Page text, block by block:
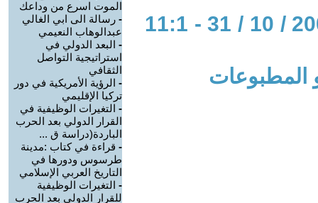
الحوار المتمدن-العدد: 2816 - 2009 / 10 / 31 - 11:1
المطبوعات
الموت اسرع من وداعك
- رسالة الى ابي الغالي
عبدالوهاب النعيمي
- البعد الدولي في
استراتيجية التواصل
الثقافي
- الرؤية الأمريكية في دور
تركيا الإقليمي
- التغيرات الوظيفية في
القرار الدولي بعد الحرب
الباردة(دراسة ق ...
- قراءة في كتاب :مدينة
طرسوس ودورها في
التاريخ العربي الإسلامي
- التغيرات الوظيفية
للقرار الدولي بعد الحرب